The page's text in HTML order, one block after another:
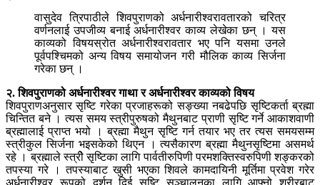
वासुदेव त्रिपाठीले शिवपुराणको अर्धनारीश्वरावतारको चरित्र
वर्णनलाई उपजीव्य बनाई अर्धनारीश्वर काव्य लेखेका छन् । यस
काव्यको विषयस्रोत अर्धनारीश्वरावतार भए पनि यसमा उनले
पूर्वपश्चिमको अन्य विषय समायोजन गरी मौलिक काव्य सिर्जना
गरेका छन् ।
२. शिवपुराणको अर्धनारीश्वर गाथा र अर्धनारीश्वर काव्यको विषय
शिवपुराणअनुसार सृष्टि गरेका प्रजाहरूको सङ्ख्या नबढेपछि सृष्टिकर्ता ब्रह्मा
चिन्तित बने । त्यस समय स्त्रीपुरुषको मैथुनबाट प्राणी सृष्टि गर्ने आकाशवाणी
ब्रह्मालाई प्राप्त भयो । ब्रह्मा मैथुन सृष्टि गर्न तयार भए तर त्यस समयसम्म
स्त्रीकुल सिर्जना भइसकेको थिएन । त्यसैकारण ब्रह्मा मैथुनसृष्टिमा असमर्थ
रहे । ब्रह्माले स्त्रीे सृष्टिका लागि पार्वतीरुपिणी परमशक्तिस्वरुपिणी शङ्करको
तपस्या गरे । तपस्याबाट खुसी भएका शिवले कामदायिनी मूर्तिमा प्रवेश गरेर
अर्धनारीश्वर रूपको दर्शन दिई सृष्टि सञ्चालनका लागि आफ्नो शरीरबाट